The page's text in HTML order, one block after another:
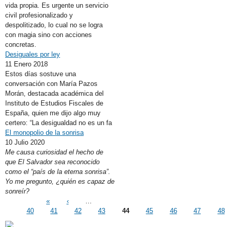
vida propia. Es urgente un servicio
civil profesionalizado y
despolitizado, lo cual no se logra
con magia sino con acciones
concretas.
Desiguales por ley
11 Enero 2018
Estos días sostuve una
conversación con María Pazos
Morán, destacada académica del
Instituto de Estudios Fiscales de
España, quien me dijo algo muy
certero: “La desigualdad no es un fa
El monopolio de la sonrisa
10 Julio 2020
Me causa curiosidad el hecho de
que El Salvador sea reconocido
como el “país de la eterna sonrisa”.
Yo me pregunto, ¿quién es capaz de
sonreír?
Páginas« ‹
40
41 42 43 44 45 46 47 48